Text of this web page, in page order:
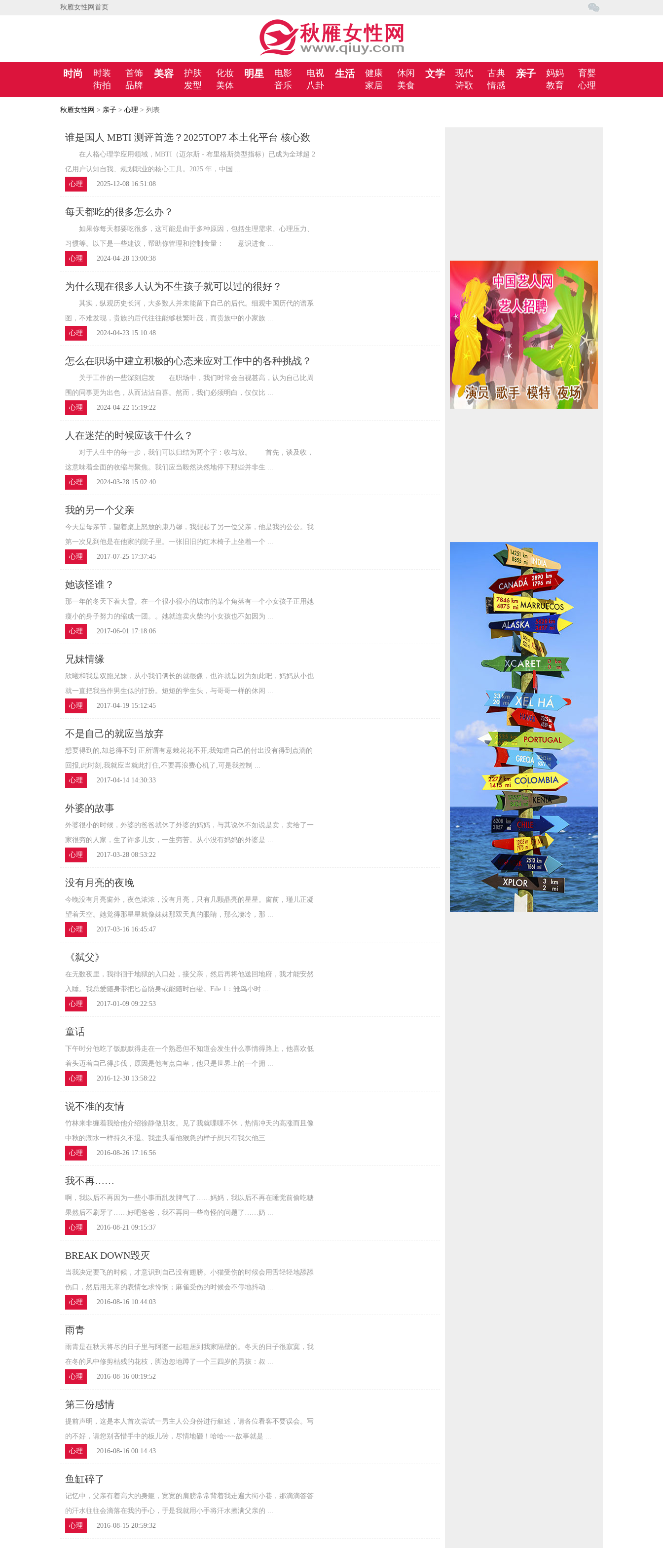
秋雁女性网首页
时尚 时装
首饰
街拍
品牌
美容 护肤
化妆
发型
美体
明星 电影
电视
音乐
八卦
生活 健康
休闲
家居
美食
文学 现代
古典
诗歌
情感
亲子 妈妈
育婴
教育
心理
秋雁女性网 > 亲子 > 心理 > 列表
谁是国人 MBTI 测评首选？2025TOP7 本土化平台 核心数
在人格心理学应用领域，MBTI（迈尔斯 - 布里格斯类型指标）已成为全球超 2
亿用户认知自我、规划职业的核心工具。2025 年，中国 ...
心理
2025-12-08 16:51:08
每天都吃的很多怎么办？
如果你每天都要吃很多，这可能是由于多种原因，包括生理需求、心理压力、
习惯等。以下是一些建议，帮助你管理和控制食量： 意识进食 ...
心理
2024-04-28 13:00:38
为什么现在很多人认为不生孩子就可以过的很好？
其实，纵观历史长河，大多数人并未能留下自己的后代。细观中国历代的谱系
图，不难发现，贵族的后代往往能够枝繁叶茂，而贵族中的小家族 ...
心理
2024-04-23 15:10:48
怎么在职场中建立积极的心态来应对工作中的各种挑战？
关于工作的一些深刻启发 在职场中，我们时常会自视甚高，认为自己比周
围的同事更为出色，从而沾沾自喜。然而，我们必须明白，仅仅比 ...
心理
2024-04-22 15:19:22
人在迷茫的时候应该干什么？
对于人生中的每一步，我们可以归结为两个字：收与放。 首先，谈及收，
这意味着全面的收缩与聚焦。我们应当毅然决然地停下那些并非生 ...
心理
2024-03-28 15:02:40
我的另一个父亲
今天是母亲节，望着桌上怒放的康乃馨，我想起了另一位父亲，他是我的公公。我
第一次见到他是在他家的院子里。一张旧旧的红木椅子上坐着一个 ...
心理
2017-07-25 17:37:45
她该怪谁？
那一年的冬天下着大雪。在一个很小很小的城市的某个角落有一个小女孩子正用她
瘦小的身子努力的缩成一团。。她就连卖火柴的小女孩也不如因为 ...
心理
2017-06-01 17:18:06
兄妹情缘
欣曦和我是双胞兄妹，从小我们俩长的就很像，也许就是因为如此吧，妈妈从小也
就一直把我当作男生似的打扮。短短的学生头，与哥哥一样的休闲 ...
心理
2017-04-19 15:12:45
不是自己的就应当放弃
想要得到的,却总得不到 正所谓有意栽花花不开,我知道自己的付出没有得到点滴的
回报,此时刻,我就应当就此打住,不要再浪费心机了,可是我控制 ...
心理
2017-04-14 14:30:33
外婆的故事
外婆很小的时候，外婆的爸爸就休了外婆的妈妈，与其说休不如说是卖，卖给了一
家很穷的人家，生了许多儿女，一生穷苦。从小没有妈妈的外婆是 ...
心理
2017-03-28 08:53:22
没有月亮的夜晚
今晚没有月亮窗外，夜色浓浓，没有月亮，只有几颗晶亮的星星。窗前，瑾儿正凝
望着天空。她觉得那星星就像妹妹那双天真的眼睛，那么凄冷，那 ...
心理
2017-03-16 16:45:47
《弑父》
在无数夜里，我徘徊于地狱的入口处，接父亲，然后再将他送回地府，我才能安然
入睡。我总爱随身带把匕首防身或能随时自缢。File 1：雏鸟小时 ...
心理
2017-01-09 09:22:53
童话
下午时分他吃了饭默默得走在一个熟悉但不知道会发生什么事情得路上，他喜欢低
着头迈着自己得步伐，原因是他有点自卑，他只是世界上的一个拥 ...
心理
2016-12-30 13:58:22
说不准的友情
竹林来非缠着我给他介绍徐静做朋友。见了我就喋喋不休，热情冲天的高涨而且像
中秋的潮水一样持久不退。我歪头看他猴急的样子想只有我欠他三 ...
心理
2016-08-26 17:16:56
我不再……
啊，我以后不再因为一些小事而乱发脾气了……妈妈，我以后不再在睡觉前偷吃糖
果然后不刷牙了……好吧爸爸，我不再问一些奇怪的问题了……奶 ...
心理
2016-08-21 09:15:37
BREAK DOWN毁灭
当我决定要飞的时候，才意识到自己没有翅膀。小猫受伤的时候会用舌轻轻地舔舔
伤口，然后用无辜的表情乞求怜悯；麻雀受伤的时候会不停地抖动 ...
心理
2016-08-16 10:44:03
雨青
雨青是在秋天将尽的日子里与阿婆一起租居到我家隔壁的。冬天的日子很寂寞，我
在冬的风中修剪枯残的花枝，脚边忽地蹲了一个三四岁的男孩：叔 ...
心理
2016-08-16 00:19:52
第三份感情
提前声明，这是本人首次尝试一男主人公身份进行叙述，请各位看客不要误会。写
的不好，请您别吝惜手中的板儿砖，尽情地砸！哈哈~~~故事就是 ...
心理
2016-08-16 00:14:43
鱼缸碎了
记忆中，父亲有着高大的身躯，宽宽的肩膀常常背着我走遍大街小巷，那滴滴答答
的汗水往往会滴落在我的手心，于是我就用小手将汗水擦满父亲的 ...
心理
2016-08-15 20:59:32